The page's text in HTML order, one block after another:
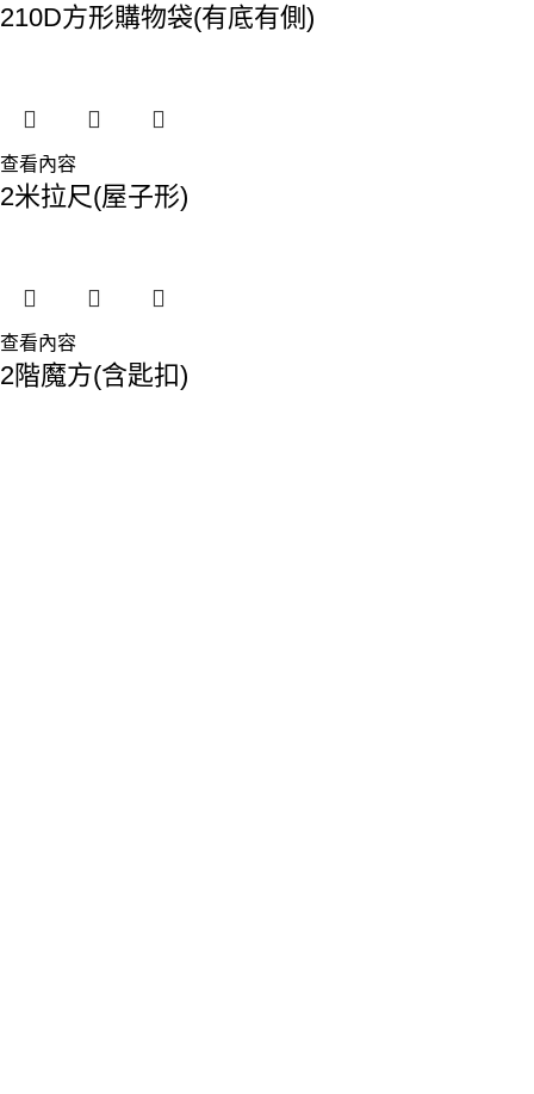
210D方形購物袋(有底有側)
查看內容
2米拉尺(屋子形)
查看內容
2階魔方(含匙扣)